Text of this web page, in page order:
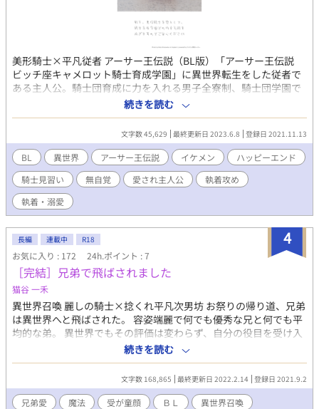
美形騎士×平凡従者 アーサー王伝説（BL版）「アーサー王伝説
ビッチ座キャメロット騎士育成学園」に異世界転生をした従者で
ある主人公。騎士団育成に力を入れる男子全寮制、騎士団学園で
あるキャメロット校にショタ王子であるアーサー様と甥っ子のガ
ウェインとともに入学する。まずは、円卓瓦解の一因であり、最
強かつ、超美形悪役騎士を探して堕とす。が、ちょっとした手違
いで、童貞を奪ってしまう。そして、どうしてか王の甥っ子、ガ
ウェインもメロメロになってる。なんだかよくわからないけど、
いつの間にか逞しく育つショタ王子、ことアーサーからも求愛さ
れてしまって……。
続きを読む
文字数 45,629 最終更新日 2023.6.8 登録日 2021.11.13
BL 異世界 アーサー王伝説 イケメン
ハッピーエンド
騎士見習い
無自覚 愛され主人公
執着攻め
執着・溺愛
4
長編 連載中 R18
お気に入り : 172 24h.ポイント : 7
［完結］兄弟で飛ばされました
猫谷 一禾
異世界召喚 麗しの騎士×捻くれ平凡次男坊 お祭りの帰り道、兄弟
は異世界へと飛ばされた。 容姿端麗で何でも優秀な兄と何でも平
均的な弟。 異世界でもその評価は変わらず、自分の役目を受け入
れ人の役に立つ兄と反発しまくる弟。 味方がいないと感じる弟が
異世界で幸せになる話。 捻くれ者大好きです。
続きを読む
文字数 168,865 最終更新日 2022.2.14 登録日 2021.9.2
兄弟愛 魔法 受が童顔 ＢＬ
異世界召喚